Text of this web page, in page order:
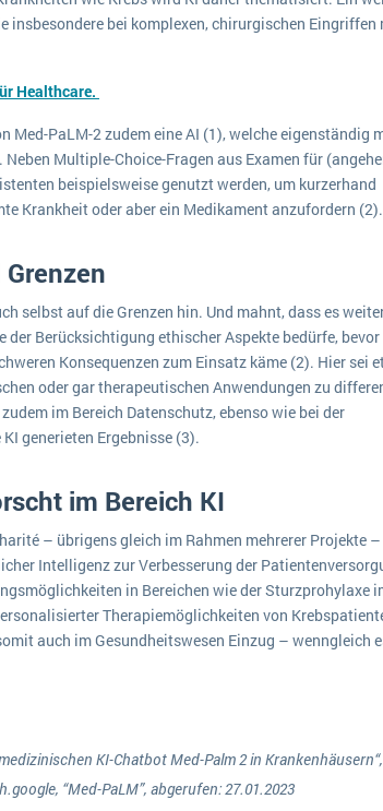
insbesondere bei komplexen, chirurgischen Eingriffen
Healthcare.
Med-PaLM-2 zudem eine AI (1), welche eigenständig
Multiple-Choice-Fragen aus Examen für
beispielsweise genutzt werden, um kurzerhand
Krankheit oder aber ein Medikament anzufordern (2).
selbst auf die Grenzen hin. Und mahnt, dass es
Berücksichtigung ethischer Aspekte bedürfe, bevor
Konsequenzen zum Einsatz käme (2). Hier sei
oder gar therapeutischen Anwendungen zu
im Bereich Datenschutz, ebenso wie bei der
generieten Ergebnisse (3).
im Bereich KI
– übrigens gleich im Rahmen mehrerer Projekte –
Intelligenz zur Verbesserung der
in Bereichen wie der Sturzprohylaxe
Therapiemöglichkeiten von
auch im Gesundheitswesen Einzug – wenngleich
KI-Chatbot Med-Palm 2 in
“Med-PaLM”, abgerufen: 27.01.2023